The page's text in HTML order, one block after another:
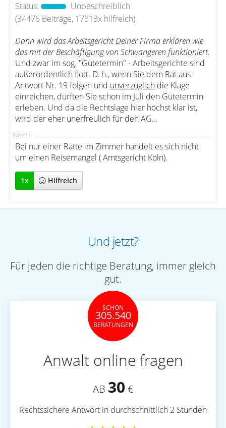
Status:
Unbeschreiblich
(34476 Beiträge, 17813x hilfreich)
Dann wird das Arbeitsgericht Deiner Firma erklären wie
das mit der Beschäftigung von Schwangeren funktioniert.
Und zwar im sog. "Gütetermin" - Arbeitsgerichte sind
außerordentlich flott. D. h., wenn Sie dem Rat aus
Antwort Nr. 19 folgen und unverzüglichdie Klage
einreichen, dürften Sie schon im Juli den Gütetermin
erleben. Und da die Rechtslage hier höchst klar ist,
wird der eher unerfreulich für den AG...
Signatur:
Bei nur einer Ratte im Zimmer handelt es sich nicht
um einen Reisemangel ( Amtsgericht Köln).
1x Hilfreich
Und jetzt?
Für jeden die richtige Beratung, immer gleich
gut.
SCHON
305.540
BERATUNGEN
Anwalt online fragen
AB 30 €
Rechtssichere Antwort in durchschnittlich 2 Stunden